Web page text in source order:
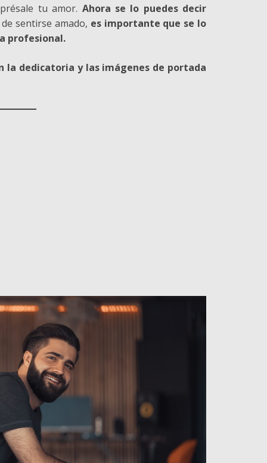
tu amor. Ahora se lo puedes decir
sentirse amado, es importante que se lo
profesional.
la dedicatoria y las imágenes de portada